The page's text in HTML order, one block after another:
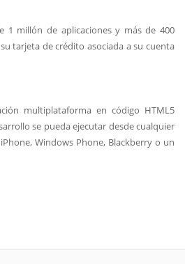
1 millón de aplicaciones y más de 400
tarjeta de crédito asociada a su cuenta
multiplataforma en código HTML5
se pueda ejecutar desde cualquier
Windows Phone, Blackberry o un